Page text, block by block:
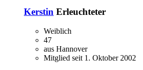
Kerstin Erleuchteter
Weiblich
47
aus Hannover
Mitglied seit 1. Oktober 2002